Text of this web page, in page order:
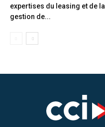
expertises du leasing et de la
gestion de...